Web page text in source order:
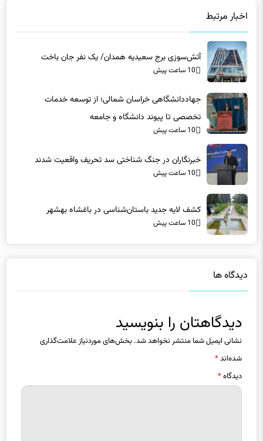
اخبار مرتبط
آتش‌سوزی برج سعیدیه همدان/ یک نفر جان باخت
10 ساعت پیش
جهاددانشگاهی خراسان شمالی؛ از توسعه خدمات
تخصصی تا پیوند دانشگاه و جامعه
10 ساعت پیش
خبرنگاران در جنگ شناختی سد تحریف واقعیت شدند
10 ساعت پیش
کشف لایه جدید باستان‌شناسی در باغشاه بهشهر
10 ساعت پیش
دیدگاه ها
دیدگاهتان را بنویسید
نشانی ایمیل شما منتشر نخواهد شد. بخش‌های موردنیاز علامت‌گذاری
شده‌اند*
دیدگاه*